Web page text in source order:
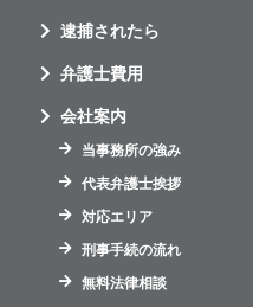
逮捕されたら
弁護士費用
会社案内
当事務所の強み
代表弁護士挨拶
対応エリア
刑事手続の流れ
無料法律相談